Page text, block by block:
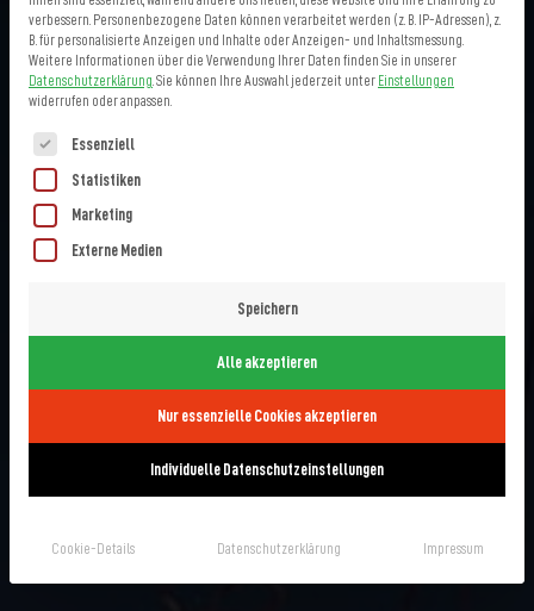
verbessern. Personenbezogene Daten können verarbeitet werden (z. B. IP-Adressen), z.
B. für personalisierte Anzeigen und Inhalte oder Anzeigen- und Inhaltsmessung.
Weitere Informationen über die Verwendung Ihrer Daten finden Sie in unserer
Datenschutzerklärung Sie können Ihre Auswahl jederzeit unter Einstellungen
widerrufen oder anpassen.
Es folgt eine Liste der Service-Gruppen, für die eine Einwilligung erteilt
Essenziell
Statistiken
Marketing
Externe Medien
Speichern
Alle akzeptieren
Nur essenzielle Cookies akzeptieren
Individuelle Datenschutzeinstellungen
Cookie-Details Datenschutzerklärung Impressum